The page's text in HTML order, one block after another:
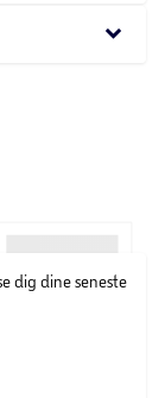
kombiner
keyboard_arrow_down
dig dine seneste